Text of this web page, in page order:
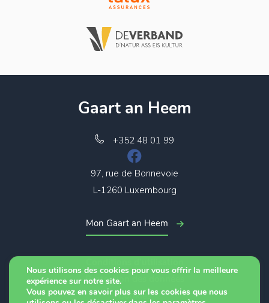
Gaart an Heem
+352 48 01 99
97, rue de Bonnevoie
L-1260 Luxembourg
Mon Gaart an Heem
Protection des données
Cookies
Nous utilisons des cookies pour vous offrir la meilleure
expérience sur notre site.
Vous pouvez en savoir plus sur les cookies que nous